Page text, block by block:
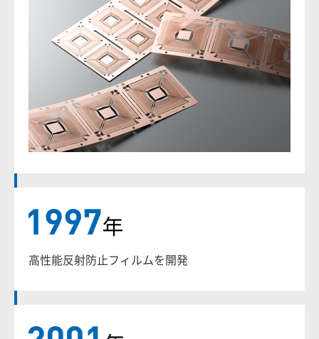
高性能反射防止フィルムを開発